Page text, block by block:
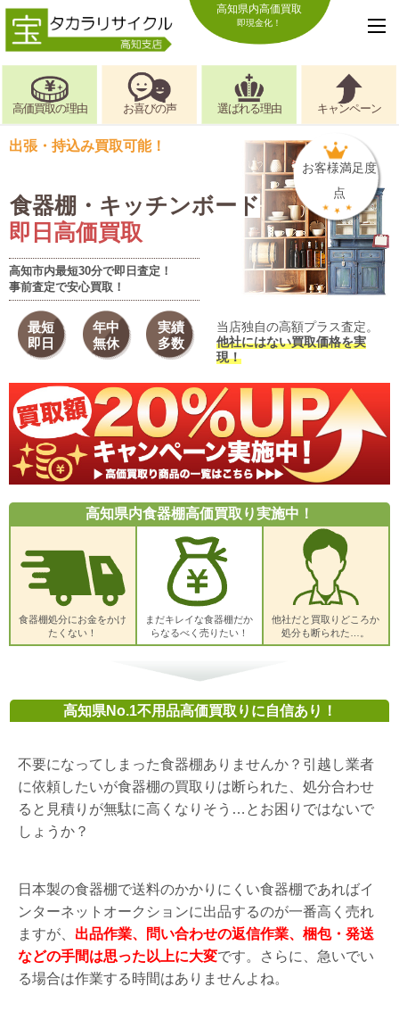
高知県内高価買取
即現金化！
高価買取の理由 お喜びの声 選ばれる理由 キャンペーン
出張・持込み買取可能！
食器棚・キッチンボード
即日高価買取
高知市内最短30分で即日査定！
事前査定で安心買取！
お客様満足度
点
最短
即日
年中
無休
実績
多数
当店独自の高額プラス査定。
他社にはない買取価格を実
現！
高知県内食器棚高価買取り実施中！
食器棚処分にお金をかけ
たくない！
まだキレイな食器棚だか
らなるべく売りたい！
他社だと買取りどころか
処分も断られた…。
高知県No.1不用品高価買取りに自信あり！
不要になってしまった食器棚ありませんか？引越し業者
に依頼したいが食器棚の買取りは断られた、処分合わせ
ると見積りが無駄に高くなりそう…とお困りではないで
しょうか？
日本製の食器棚で送料のかかりにくい食器棚であればイ
ンターネットオークションに出品するのが一番高く売れ
ますが、 出品作業、問い合わせの返信作業、梱包・発送
などの手間は思った以上に大変です。さらに、急いでい
る場合は作業する時間はありませんよね。